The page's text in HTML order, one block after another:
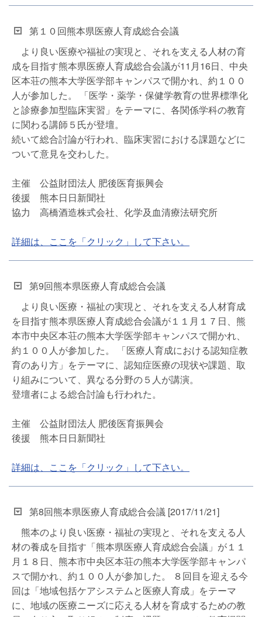
第１０回熊本県医療人育成総合会議
より良い医療や福祉の実現と、それを支える人材の育
成を目指す熊本県医療人育成総合会議が11月16日、中央
区本荘の熊本大学医学部キャンパスで開かれ、約１００
人が参加した。 「医学・薬学・保健学教育の世界標準化
と診療参加型臨床実習」をテーマに、各関係学科の教育
に関わる講師５氏が登壇。
続いて総合討論が行われ、臨床実習における課題などに
ついて意見を交わした。
主催 公益財団法人 肥後医育振興会
後援 熊本日日新聞社
協力 高橋酒造株式会社、化学及血清療法研究所
詳細は、ここを「クリック」して下さい。
第9回熊本県医療人育成総合会議
より良い医療・福祉の実現と、それを支える人材育成
を目指す熊本県医療人育成総合会議が１１月１７日、熊
本市中央区本荘の熊本大学医学部キャンパスで開かれ、
約１００人が参加した。 「医療人育成における認知症教
育のあり方」をテーマに、認知症医療の現状や課題、取
り組みについて、異なる分野の５人が講演。
登壇者による総合討論も行われた。
主催 公益財団法人 肥後医育振興会
後援 熊本日日新聞社
詳細は、ここを「クリック」して下さい。
第8回熊本県医療人育成総合会議 [2017/11/21]
熊本のより良い医療・福祉の実現と、それを支える人
材の養成を目指す「熊本県医療人育成総合会議」が１１
月１８日、熊本市中央区本荘の熊本大学医学部キャンパ
スで開かれ、約１００人が参加した。 ８回目を迎える今
回は「地域包括ケアシステムと医療人育成」をテーマ
に、地域の医療ニーズに応える人材を育成するための教